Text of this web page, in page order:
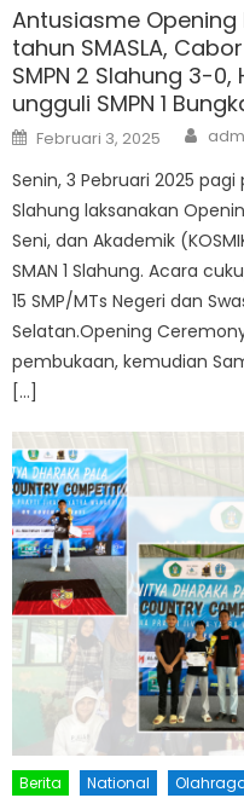
Antusiasme
tahun SMASLA,
SMPN 2 Slahung 3-0,
ungguli SMPN 1
Posted
on
Februari 3, 2025
Senin, 3 Pebruari 2025 pagi
Slahung laksanakan
Seni, dan Akademik
SMAN 1 Slahung. Acara
15 SMP/MTs Negeri dan
Selatan.Opening
pembukaan, kemudian
[…]
Berita National